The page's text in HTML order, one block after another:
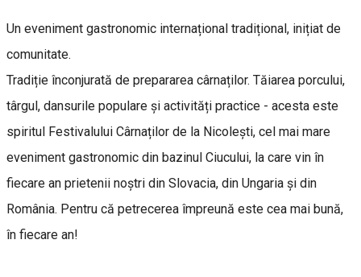
Un eveniment gastronomic internațional tradițional, inițiat de
comunitate.
Tradiție înconjurată de prepararea cârnaților. Tăiarea porcului,
târgul, dansurile populare și activități practice - acesta este
spiritul Festivalului Cârnaților de la Nicolești, cel mai mare
eveniment gastronomic din bazinul Ciucului, la care vin în
fiecare an prietenii noștri din Slovacia, din Ungaria și din
România. Pentru că petrecerea împreună este cea mai bună,
în fiecare an!